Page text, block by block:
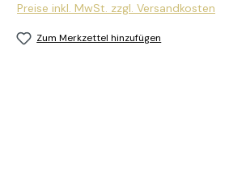
Preise inkl. MwSt. zzgl. Versandkosten
Zum Merkzettel hinzufügen